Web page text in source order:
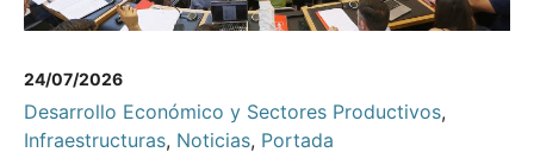
24/07/2026
Desarrollo Económico y Sectores Productivos,
Infraestructuras, Noticias, Portada